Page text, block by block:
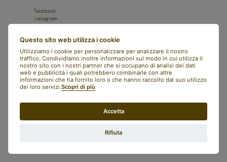
facebook
instagram
art bonus
newsletter
societas
english
italiano
whistleblowing
trasparenza
privacy policy
Questo sito web utilizza i cookie
Utilizziamo i cookie per personalizzare per analizzare il nostro
traffico. Condividiamo inoltre informazioni sul modo in cui utilizza il
nostro sito con i nostri partner che si occupano di analisi dei dati
web e pubblicità i quali potrebbero combinarle con altre
informazioni che ha fornito loro o che hanno raccolto dal suo utilizzo
dei loro servizi.Scopri di più
Accetta
Rifiuta